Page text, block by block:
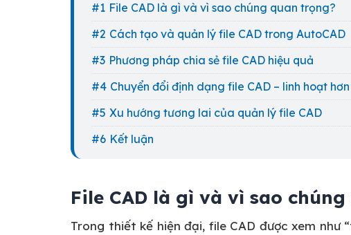
File CAD là gì và vì sao chúng quan trọng?
Cách tạo và quản lý file CAD trong AutoCAD
Phương pháp chia sẻ file CAD hiệu quả
Chuyển đổi định dạng file CAD – linh hoạt
Xu hướng tương lai của quản lý file CAD
Kết luận
File CAD là gì và vì sao
Trong thiết kế hiện đại, file CAD được xem